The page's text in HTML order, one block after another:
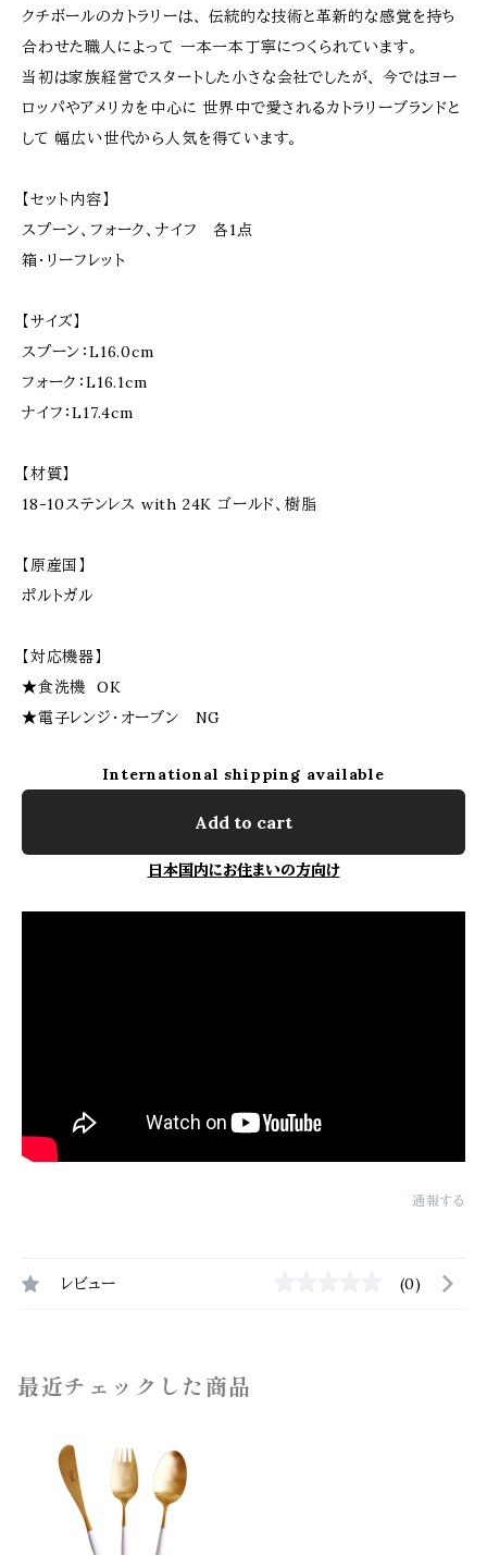
クチボールのカトラリーは、 伝統的な技術と革新的な感覚を持ち
合わせた職人によって 一本一本丁寧につくられています。
当初は家族経営でスタートした小さな会社でしたが、 今ではヨー
ロッパやアメリカを中心に 世界中で愛されるカトラリーブランドと
して 幅広い世代から人気を得ています。
【セット内容】
スプーン、フォーク、ナイフ 各1点
箱・リーフレット
【サイズ】
スプーン：L16.0cm
フォーク：L16.1cm
ナイフ：L17.4cm
【材質】
18-10ステンレス with 24K ゴールド、樹脂
【原産国】
ポルトガル
【対応機器】
★食洗機 OK
★電子レンジ・オーブン NG
International shipping available
Add to cart
日本国内にお住まいの方向け
通報する
レビュー (0)
最近チェックした商品